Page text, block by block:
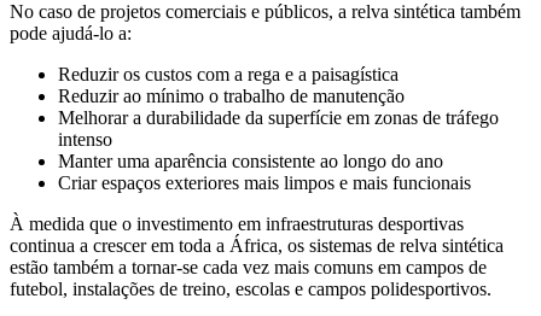
No caso de projetos comerciais e públicos, a relva sintética também
pode ajudá-lo a:
Reduzir os custos com a rega e a paisagística
Reduzir ao mínimo o trabalho de manutenção
Melhorar a durabilidade da superfície em zonas de tráfego
intenso
Manter uma aparência consistente ao longo do ano
Criar espaços exteriores mais limpos e mais funcionais
À medida que o investimento em infraestruturas desportivas
continua a crescer em toda a África, os sistemas de relva sintética
estão também a tornar-se cada vez mais comuns em campos de
futebol, instalações de treino, escolas e campos polidesportivos.